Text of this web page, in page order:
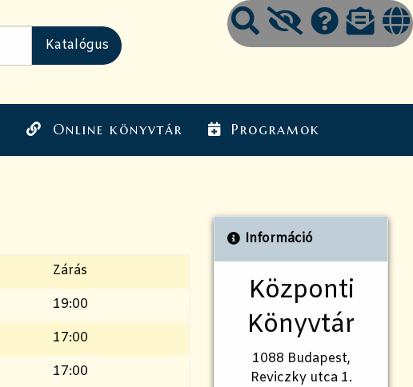
Online könyvtár Programok
Zárás
19:00
17:00
17:00
Információ
Központi
Könyvtár
1088 Budapest,
Reviczky utca 1.